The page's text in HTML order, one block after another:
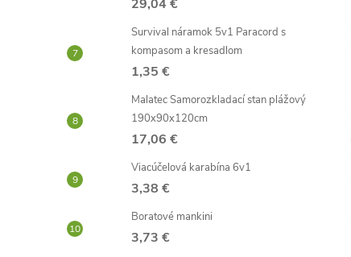
29,04 €
Survival náramok 5v1 Paracord s
kompasom a kresadlom
1,35 €
Malatec Samorozkladací stan plážový
190x90x120cm
17,06 €
Viacúčelová karabína 6v1
3,38 €
Boratové mankini
3,73 €